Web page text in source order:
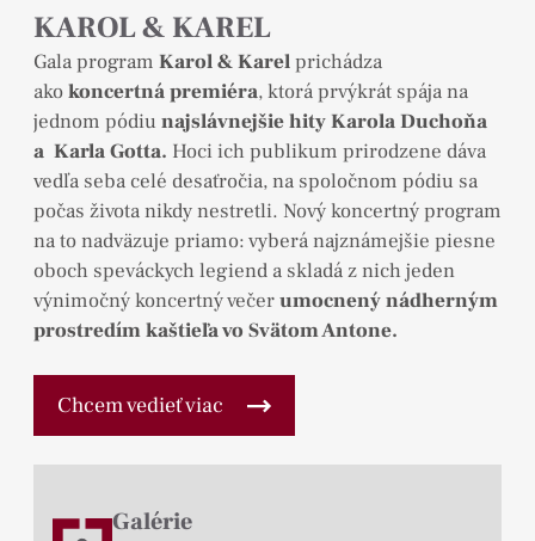
KAROL & KAREL
Gala program Karol & Karelprichádza
akokoncertná premiéra, ktorá prvýkrát spája na
jednom pódiu najslávnejšie hity Karola Duchoňa
a Karla Gotta. Hoci ich publikum prirodzene dáva
vedľa seba celé desaťročia, na spoločnom pódiu sa
počas života nikdy nestretli. Nový koncertný program
na to nadväzuje priamo: vyberá najznámejšie piesne
oboch speváckych legiend a skladá z nich jeden
výnimočný koncertný večerumocnený nádherným
prostredím kaštieľa vo Svätom Antone.
Chcem vedieť viac
Galérie